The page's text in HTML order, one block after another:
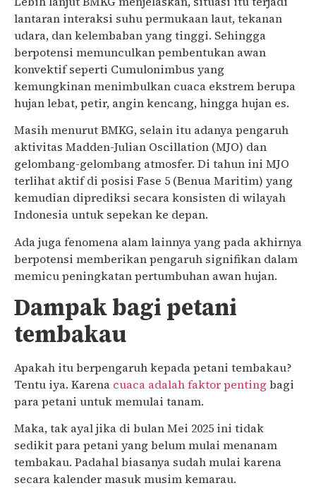
lantaran interaksi suhu permukaan laut, tekanan
udara, dan kelembaban yang tinggi. Sehingga
berpotensi memunculkan pembentukan awan
konvektif seperti Cumulonimbus yang
kemungkinan menimbulkan cuaca ekstrem berupa
hujan lebat, petir, angin kencang, hingga hujan es.
Masih menurut BMKG, selain itu adanya pengaruh
aktivitas Madden-Julian Oscillation (MJO) dan
gelombang-gelombang atmosfer. Di tahun ini MJO
terlihat aktif di posisi Fase 5 (Benua Maritim) yang
kemudian diprediksi secara konsisten di wilayah
Indonesia untuk sepekan ke depan.
Ada juga fenomena alam lainnya yang pada akhirnya
berpotensi memberikan pengaruh signifikan dalam
memicu peningkatan pertumbuhan awan hujan.
Dampak bagi petani
tembakau
Apakah itu berpengaruh kepada petani tembakau?
Tentu iya. Karena cuaca adalah faktor penting bagi
para petani untuk memulai tanam.
Maka, tak ayal jika di bulan Mei 2025 ini tidak
sedikit para petani yang belum mulai menanam
tembakau. Padahal biasanya sudah mulai karena
secara kalender masuk musim kemarau.